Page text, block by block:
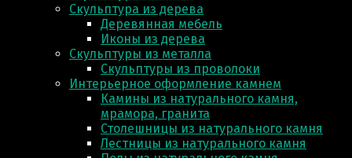
Скульптура из деревa
Деревянная мебель
Иконы из дерева
Скульптуры из металла
Скульптуры из проволоки
Интерьерное оформление камнем
Камины из натурального камня,
мрамора, гранита
Столешницы из натурального камня
Лестницы из натурального камня